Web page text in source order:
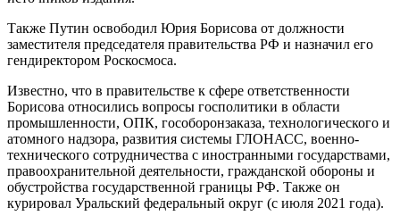
Также Путин освободил Юрия Борисова от должности
заместителя председателя правительства РФ и назначил его
гендиректором Роскосмоса.
Известно, что в правительстве к сфере ответственности
Борисова относились вопросы госполитики в области
промышленности, ОПК, гособоронзаказа, технологического и
атомного надзора, развития системы ГЛОНАСС, военно-
технического сотрудничества с иностранными государствами,
правоохранительной деятельности, гражданской обороны и
обустройства государственной границы РФ. Также он
курировал Уральский федеральный округ (с июля 2021 года).